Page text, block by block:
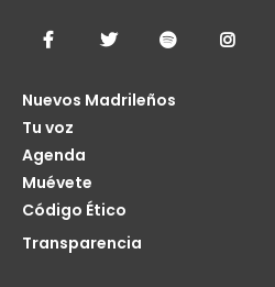
Nuevos Madrileños
Tu voz
Agenda
Muévete
Código Ético
Transparencia